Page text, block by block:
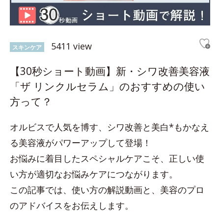
スキンケア 5411 view
【30秒ショート動画】新・シワ改善美容液
「ザ リンクルセラム」のおすすめの使い
方って？
オルビスで人気を博す、シワ改善と美白*もかなえ
る美容液がパワーアップして登場！
お悩みに着目したスペシャルケアこそ、正しい使
い方が適切なお悩みケアにつながります。
この記事では、使い方の解説動画と、美容のプロ
のアドバイスをお伝えします。